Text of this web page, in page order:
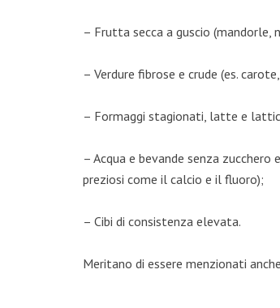
– Frutta secca a guscio (mandorle,
– Verdure fibrose e crude (es.
– Formaggi stagionati, latte e
– Acqua e bevande senza
preziosi come il calcio e il fluoro);
– Cibi di consistenza elevata.
Meritano di essere menzionati